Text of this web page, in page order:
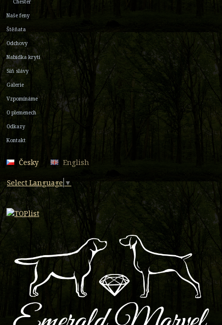
Chester
Naše feny
Štěňata
Odchovy
Nabídka krytí
Síň slávy
Galerie
Vzpomínáme
O plemenech
Odkazy
Kontakt
Česky English
Select Language ▼